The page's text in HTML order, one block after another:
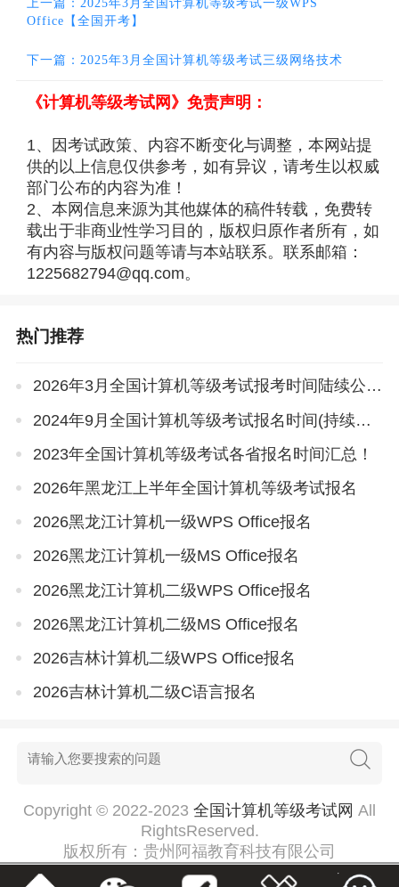
上一篇：2025年3月全国计算机等级考试一级WPS
Office【全国开考】
下一篇：2025年3月全国计算机等级考试三级网络技术
《计算机等级考试网》免责声明：
1、因考试政策、内容不断变化与调整，本网站提
供的以上信息仅供参考，如有异议，请考生以权威
部门公布的内容为准！
2、本网信息来源为其他媒体的稿件转载，免费转
载出于非商业性学习目的，版权归原作者所有，如
有内容与版权问题等请与本站联系。联系邮箱：
1225682794@qq.com。
热门推荐
2026年3月全国计算机等级考试报考时间陆续公布
2024年9月全国计算机等级考试报名时间(持续更新)
2023年全国计算机等级考试各省报名时间汇总！
2026年黑龙江上半年全国计算机等级考试报名
2026黑龙江计算机一级WPS Office报名
2026黑龙江计算机一级MS Office报名
2026黑龙江计算机二级WPS Office报名
2026黑龙江计算机二级MS Office报名
2026吉林计算机二级WPS Office报名
2026吉林计算机二级C语言报名
Copyright © 2022-2023 全国计算机等级考试网 All
RightsReserved.
版权所有：贵州阿福教育科技有限公司